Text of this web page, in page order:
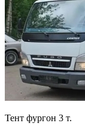
Тент фургон 3 т.